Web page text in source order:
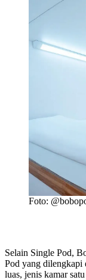
Foto:
Selain Single Pod,
Pod yang dilengkapi
luas, jenis kamar